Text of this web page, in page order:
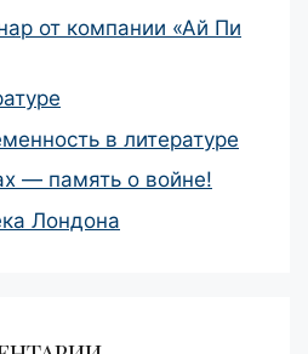
от компании «Ай Пи
в литературе
— память о войне!
Лондона